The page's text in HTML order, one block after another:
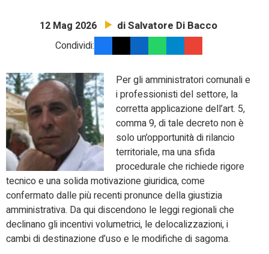
12 Mag 2026 di Salvatore Di Bacco
Condividi:
Per gli amministratori comunali e
i professionisti del settore, la
corretta applicazione dell’art. 5,
comma 9, di tale decreto non è
solo un’opportunità di rilancio
territoriale, ma una sfida
procedurale che richiede rigore
tecnico e una solida motivazione giuridica, come
confermato dalle più recenti pronunce della giustizia
amministrativa. Da qui discendono le leggi regionali che
declinano gli incentivi volumetrici, le delocalizzazioni, i
cambi di destinazione d’uso e le modifiche di sagoma.